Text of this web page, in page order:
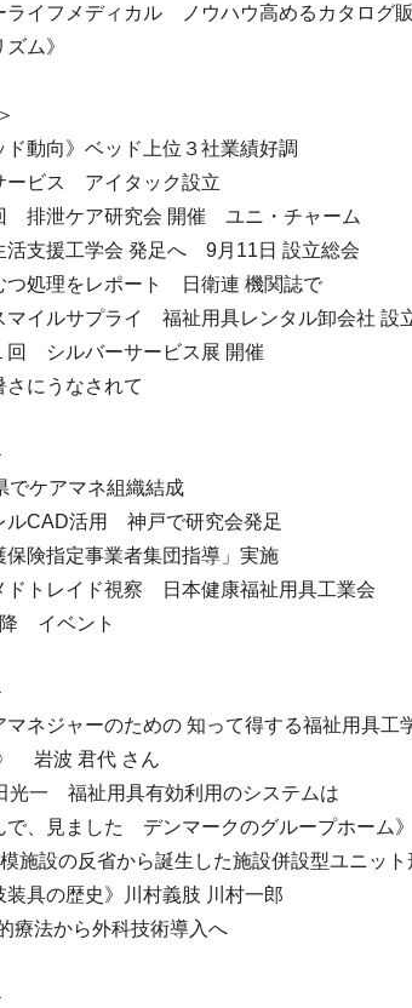
ライフメディカル ノウハウ高めるカタログ
ム》
ド動向》ベッド上位３社業績好調
ービス アイタック設立
排泄ケア研究会 開催 ユニ・チャーム
活支援工学会 発足へ 9月11日 設立総会
つ処理をレポート 日衛連 機関誌で
マイルサプライ 福祉用具レンタル卸会社 設
回 シルバーサービス展 開催
さにうなされて
でケアマネ組織結成
ルCAD活用 神戸で研究会発足
保険指定事業者集団指導」実施
ドトレイド視察 日本健康福祉用具工業会
イベント
マネジャーのための 知って得する福祉用具工
岩波 君代 さん
一 福祉用具有効利用のシステムは
で、見ました デンマークのグループホーム》
施設の反省から誕生した施設併設型ユニット
装具の歴史》川村義肢 川村一郎
療法から外科技術導入へ